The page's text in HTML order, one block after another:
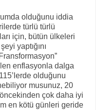
olduğunu iddia
türlü türlü
için, bütün ülkeleri
yaptığını
enflasyonla dalga
olduğunu
musunuz, 20
çok daha iyi
en kötü günleri geride